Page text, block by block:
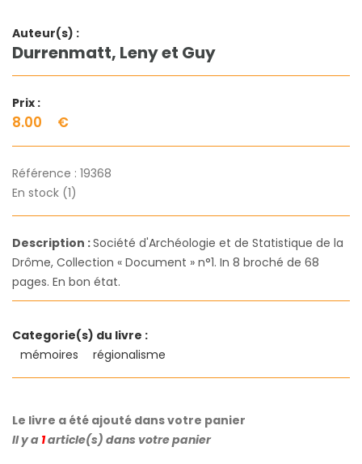
Auteur(s) :
Durrenmatt, Leny et Guy
Prix :
8.00 €
Référence : 19368
En stock (1)
Description :Société d'Archéologie et de Statistique de la
Drôme, Collection « Document » n°1. In 8 broché de 68
pages. En bon état.
Categorie(s) du livre :
mémoires
régionalisme
Le livre a été ajouté dans votre panier
Il y a 1article(s) dans votre panier